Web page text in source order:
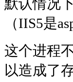
默认情况
（IIS5是
这个进程
以造成了